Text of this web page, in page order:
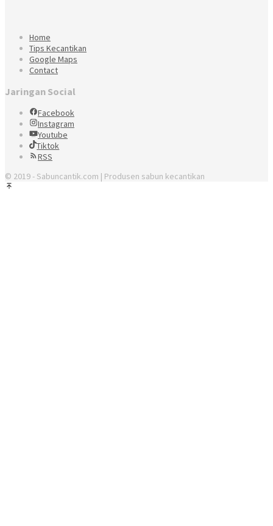
Home
Tips Kecantikan
Google Maps
Contact
Jaringan Social
Facebook
Instagram
Youtube
Tiktok
RSS
© 2019 - Sabuncantik.com | Produsen sabun kecantikan